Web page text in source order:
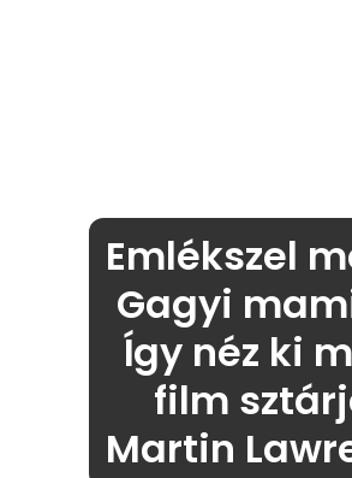
Emlékszel
Gagyi
Így néz ki
film
Martin